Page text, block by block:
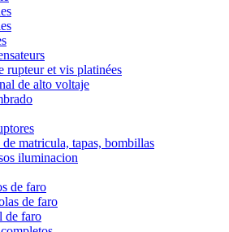
rupteur et vis platinées
de alto voltaje
de matricula, tapas, bombillas
iluminacion
de faro
de faro
de faro